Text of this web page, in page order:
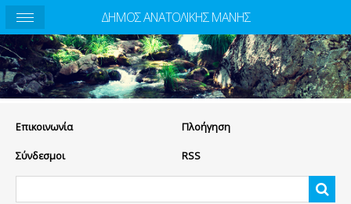
Eπικοινωνία Πλοήγηση
Σύνδεσμοι RSS
ΔΗΜΟΣ ΑΝΑΤΟΛΙΚΗΣ ΜΑΝΗΣ